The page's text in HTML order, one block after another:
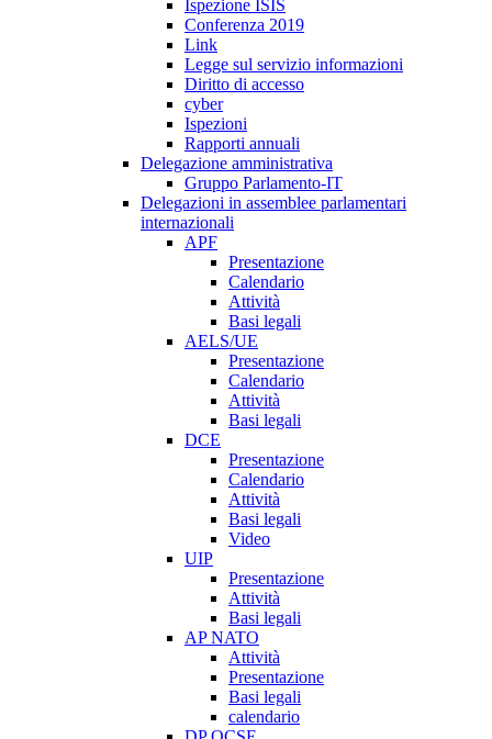
Ispezione ISIS
Conferenza 2019
Link
Legge sul servizio informazioni
Diritto di accesso
cyber
Ispezioni
Rapporti annuali
Delegazione amministrativa
Gruppo Parlamento-IT
Delegazioni in assemblee parlamentari
internazionali
APF
Presentazione
Calendario
Attività
Basi legali
AELS/UE
Presentazione
Calendario
Attività
Basi legali
DCE
Presentazione
Calendario
Attività
Basi legali
Video
UIP
Presentazione
Attività
Basi legali
AP NATO
Attività
Presentazione
Basi legali
calendario